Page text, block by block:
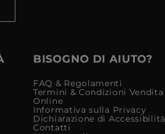
BISOGNO DI AIUTO?
FAQ & Regolamenti
Termini & Condizioni Vendita
Online
Informativa sulla Privacy
Dichiarazione di Accessibilità
Contatti